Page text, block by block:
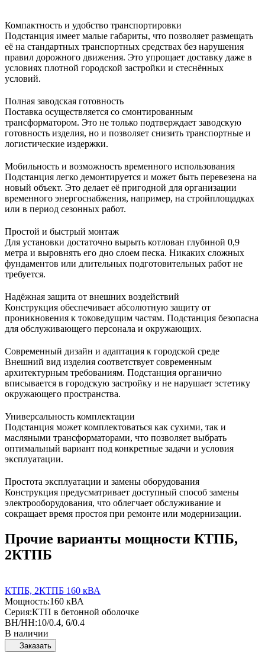
Компактность и удобство транспортировки
Подстанция имеет малые габариты, что позволяет размещать
её на стандартных транспортных средствах без нарушения
правил дорожного движения. Это упрощает доставку даже в
условиях плотной городской застройки и стеснённых
условий.
Полная заводская готовность
Поставка осуществляется со смонтированным
трансформатором. Это не только подтверждает заводскую
готовность изделия, но и позволяет снизить транспортные и
логистические издержки.
Мобильность и возможность временного использования
Подстанция легко демонтируется и может быть перевезена на
новый объект. Это делает её пригодной для организации
временного энергоснабжения, например, на стройплощадках
или в период сезонных работ.
Простой и быстрый монтаж
Для установки достаточно вырыть котлован глубиной 0,9
метра и выровнять его дно слоем песка. Никаких сложных
фундаментов или длительных подготовительных работ не
требуется.
Надёжная защита от внешних воздействий
Конструкция обеспечивает абсолютную защиту от
проникновения к токоведущим частям. Подстанция безопасна
для обслуживающего персонала и окружающих.
Современный дизайн и адаптация к городской среде
Внешний вид изделия соответствует современным
архитектурным требованиям. Подстанция органично
вписывается в городскую застройку и не нарушает эстетику
окружающего пространства.
Универсальность комплектации
Подстанция может комплектоваться как сухими, так и
масляными трансформаторами, что позволяет выбрать
оптимальный вариант под конкретные задачи и условия
эксплуатации.
Простота эксплуатации и замены оборудования
Конструкция предусматривает доступный способ замены
электрооборудования, что облегчает обслуживание и
сокращает время простоя при ремонте или модернизации.
Прочие варианты мощности КТПБ,
2КТПБ
КТПБ, 2КТПБ 160 кВА
Мощность:160 кВА
Серия:КТП в бетонной оболочке
ВН/НН:10/0.4, 6/0.4
В наличии
Заказать